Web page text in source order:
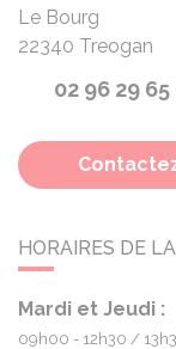
Le Bourg
22340 Treogan
02 96 29 65
HORAIRES DE
Mardi et Jeudi :
09h00 - 12h30